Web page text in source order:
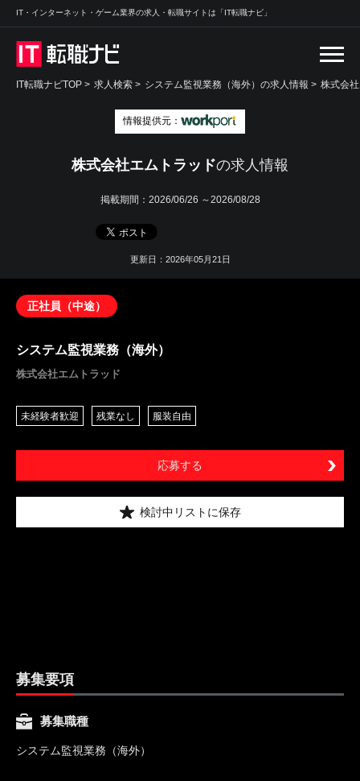
IT・インターネット・ゲーム業界の求人・転職サイトは「IT転職ナビ」
IT転職ナビTOP > 求人検索 > システム監視業務（海外）の求人情報 > 株式会
情報提供元：
株式会社エムトラッドの求人情報
掲載期間： 2026/06/26 ～2026/08/28
更新日：2026年05月21日
正社員（中途）
システム監視業務（海外）
株式会社エムトラッド
未経験者歓迎 残業なし 服装自由
応募する
検討中リストに保存
募集要項
募集職種
システム監視業務（海外）